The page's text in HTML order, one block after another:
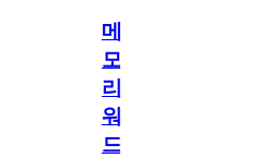
메
모
리
워
드